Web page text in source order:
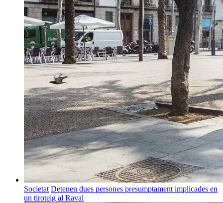
Societat Detenen dues persones presumptament implicades en
un tiroteig al Raval